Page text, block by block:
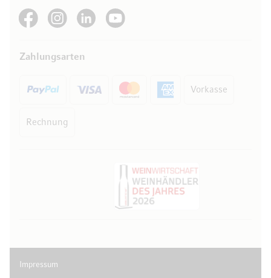
See our FacebookSee our Instagram account
See our LinkedInSee our YouTube channel
Zahlungsarten
Vorkasse
Rechnung
Impressum